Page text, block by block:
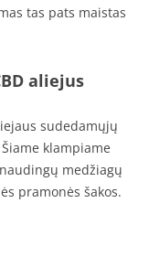
tas pats maistas
aliejus
sudedamųjų
klampiame
medžiagų
pramonės šakos.